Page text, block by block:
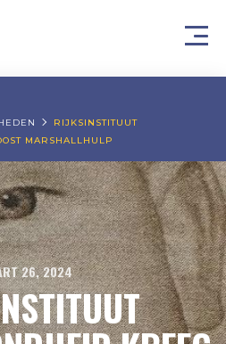
RIJKSINSTITUUT
MARSHALLHULP
26, 2024